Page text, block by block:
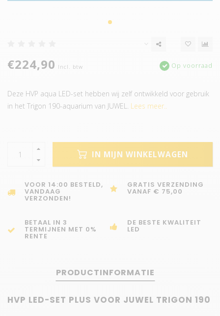
€224,90 Incl. btw Op voorraad
Deze HVP aqua LED-set hebben wij zelf ontwikkeld voor gebruik
in het Trigon 190-aquarium van JUWEL. Lees meer..
IN MIJN WINKELWAGEN
VOOR 14:00 BESTELD,
VANDAAG
VERZONDEN!
GRATIS VERZENDING
VANAF € 75,00
BETAAL IN 3
TERMIJNEN MET 0%
RENTE
DE BESTE KWALITEIT
LED
PRODUCTINFORMATIE
HVP LED-SET PLUS VOOR JUWEL TRIGON 190